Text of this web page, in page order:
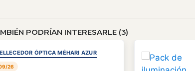
PODRÍAN INTERESARLE (3)
ÓPTICA MÉHARI AZUR
26